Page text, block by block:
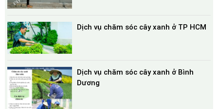
Dịch vụ chăm sóc cây xanh ở TP HCM
Dịch vụ chăm sóc cây xanh ở Bình
Dương